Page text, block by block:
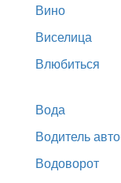
Вино
Виселица
Влюбиться
Вода
Водитель
Водоворот